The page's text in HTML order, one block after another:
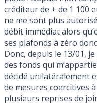
créditeur de + de 1 100
ne me sont plus
débit immédiat alors
ses plafonds à zéro
Donc, depuis le 13/01,
des fonds qui
décidé unilatéralement
de mesures coercitives
plusieurs reprises de